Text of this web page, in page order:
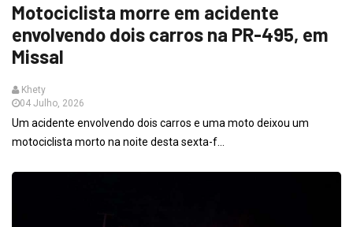
Motociclista morre em acidente
envolvendo dois carros na PR-495, em
Missal
Khety
04 Julho, 2026
Um acidente envolvendo dois carros e uma moto deixou um
motociclista morto na noite desta sexta-f...